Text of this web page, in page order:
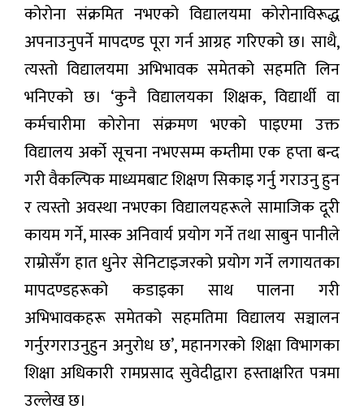
कोरोना संक्रमित नभएको विद्यालयमा कोरोनाविरूद्ध
अपनाउनुपर्ने मापदण्ड पूरा गर्न आग्रह गरिएको छ। साथै,
त्यस्तो विद्यालयमा अभिभावक समेतको सहमति लिन
भनिएको छ। ‘कुनै विद्यालयका शिक्षक, विद्यार्थी वा
कर्मचारीमा कोरोना संक्रमण भएको पाइएमा उक्त
विद्यालय अर्को सूचना नभएसम्म कम्तीमा एक हप्ता बन्द
गरी वैकल्पिक माध्यमबाट शिक्षण सिकाइ गर्नु गराउनु हुन
र त्यस्तो अवस्था नभएका विद्यालयहरूले सामाजिक दूरी
कायम गर्ने, मास्क अनिवार्य प्रयोग गर्ने तथा साबुन पानीले
राम्रोसँग हात धुनेर सेनिटाइजरको प्रयोग गर्ने लगायतका
मापदण्डहरूको कडाइका साथ पालना गरी
अभिभावकहरू समेतको सहमतिमा विद्यालय सञ्चालन
गर्नुरगराउनुहुन अनुरोध छ’, महानगरको शिक्षा विभागका
शिक्षा अधिकारी रामप्रसाद सुवेदीद्वारा हस्ताक्षरित पत्रमा
उल्लेख छ।